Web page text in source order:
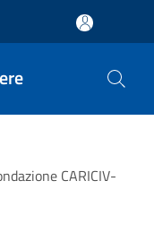
CARICIV-